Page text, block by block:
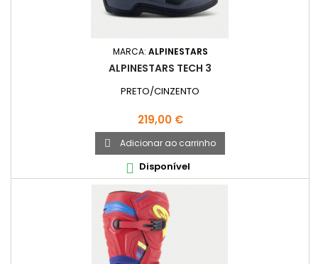
MARCA: ALPINESTARS
ALPINESTARS TECH 3
PRETO/CINZENTO
Preço
219,00 €
 Adicionar ao carrinho
 Disponível